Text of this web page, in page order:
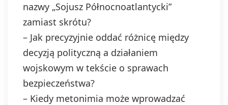
nazwy „Sojusz Północnoatlantycki”
zamiast skrótu?
– Jak precyzyjnie oddać różnicę między
decyzją polityczną a działaniem
wojskowym w tekście o sprawach
bezpieczeństwa?
– Kiedy metonimia może wprowadzać